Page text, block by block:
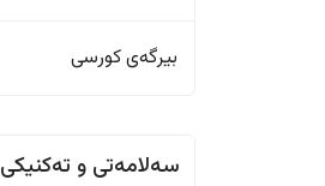
بیرگەی کورسی
سەلامەتی و تەکنیکی